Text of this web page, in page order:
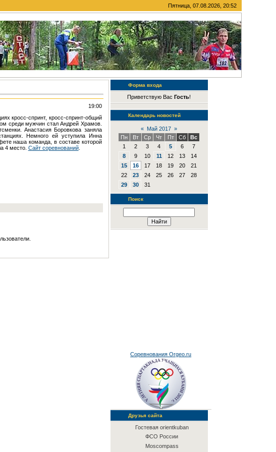
Пятница, 07.08.2026, 20:52
19:00
кросс-спринт, кросс-спринт-общий
среди мужчин стал Андрей Храмов.
Анастасия Боровкова заняла
Немного ей уступила Инна
наша команда, в составе которой
4 место. Сайт соревнований.
Форма входа
Приветствую ВасГость!
Календарь новостей
« Май 2017 »
Пн
Вт Ср Чт Пт Сб
Вс
1
2 3 4 5 6
7
8
9 10 11 12 13
14
15
16 17 18 19 20
21
22
23 24 25 26 27
28
29
30 31
Поиск
Соревнования Orgeo.ru
Друзья сайта
Гостевая orientkuban
ФСО России
Moscompass